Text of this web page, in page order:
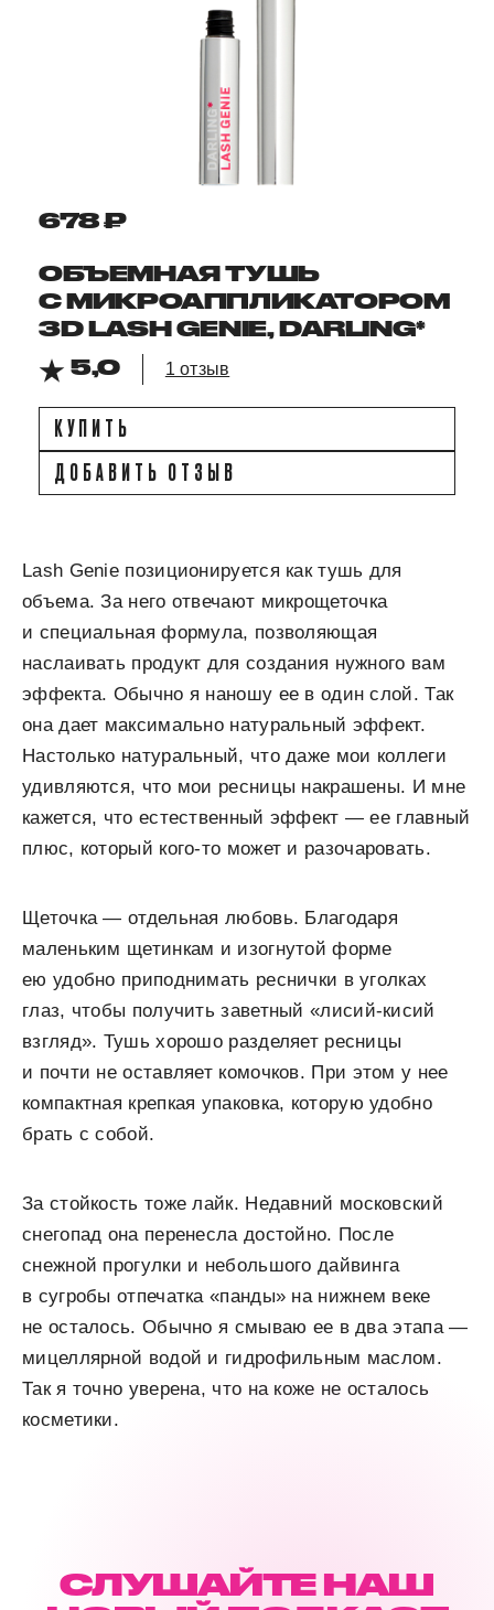
678 ₽
ОБЪЕМНАЯ ТУШЬ
С МИКРОАППЛИКАТОРОМ
3D LASH GENIE, DARLING*
5,0
1 отзыв
КУПИТЬ
ДОБАВИТЬ ОТЗЫВ
Lash Genie позиционируется как тушь для
объема. За него отвечают микрощеточка
и специальная формула, позволяющая
наслаивать продукт для создания нужного вам
эффекта. Обычно я наношу ее в один слой. Так
она дает максимально натуральный эффект.
Настолько натуральный, что даже мои коллеги
удивляются, что мои ресницы накрашены. И мне
кажется, что естественный эффект — ее главный
плюс, который кого-то может и разочаровать.
Щеточка — отдельная любовь. Благодаря
маленьким щетинкам и изогнутой форме
ею удобно приподнимать реснички в уголках
глаз, чтобы получить заветный «лисий-кисий
взгляд». Тушь хорошо разделяет ресницы
и почти не оставляет комочков. При этом у нее
компактная крепкая упаковка, которую удобно
брать с собой.
За стойкость тоже лайк. Недавний московский
снегопад она перенесла достойно. После
снежной прогулки и небольшого дайвинга
в сугробы отпечатка «панды» на нижнем веке
не осталось. Обычно я смываю ее в два этапа —
мицеллярной водой и гидрофильным маслом.
Так я точно уверена, что на коже не осталось
косметики.
СЛУШАЙТЕ НАШ